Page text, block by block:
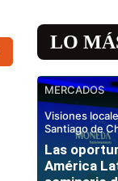
LO
MERCADOS
Visiones
Santiago de
Las
América